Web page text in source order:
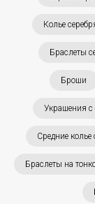
Колье
Браслеты
Броши
Украшения с
Средние
Браслеты на